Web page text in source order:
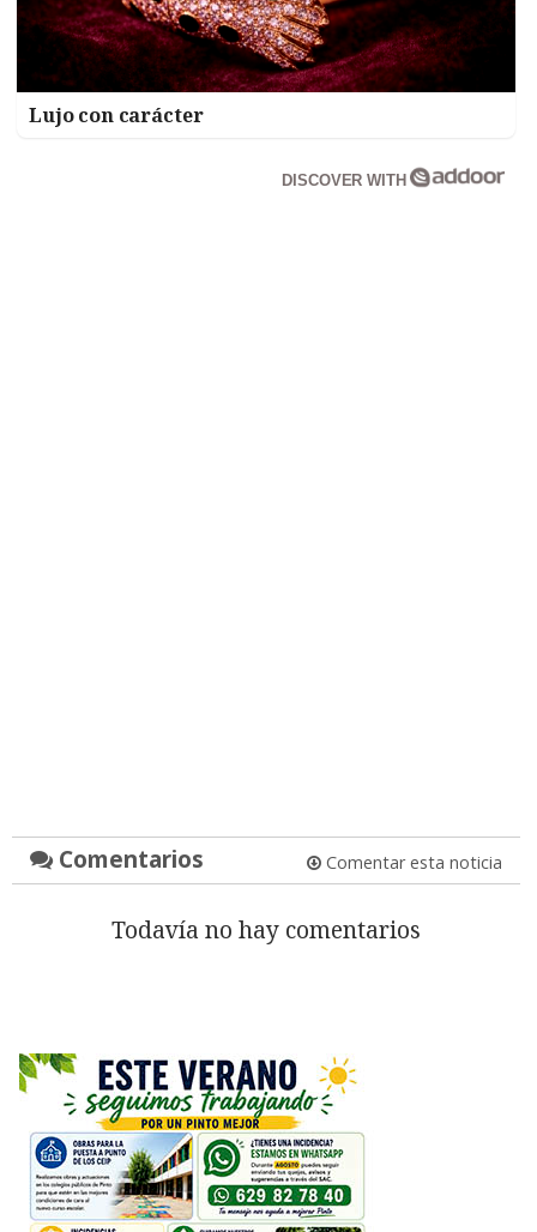
Lujo con carácter
DISCOVER WITH
Comentarios Comentar esta noticia
Todavía no hay comentarios